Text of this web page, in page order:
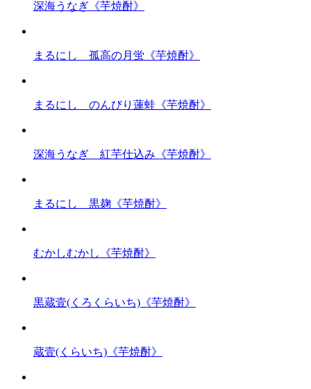
深海うなぎ《芋焼酎》
まるにし 孤高の月蛍《芋焼酎》
まるにし のんびり蓮蛙《芋焼酎》
深海うなぎ 紅芋仕込み《芋焼酎》
まるにし 黒麹《芋焼酎》
むかしむかし《芋焼酎》
黒蔵壹(くろくらいち)《芋焼酎》
蔵壹(くらいち)《芋焼酎》